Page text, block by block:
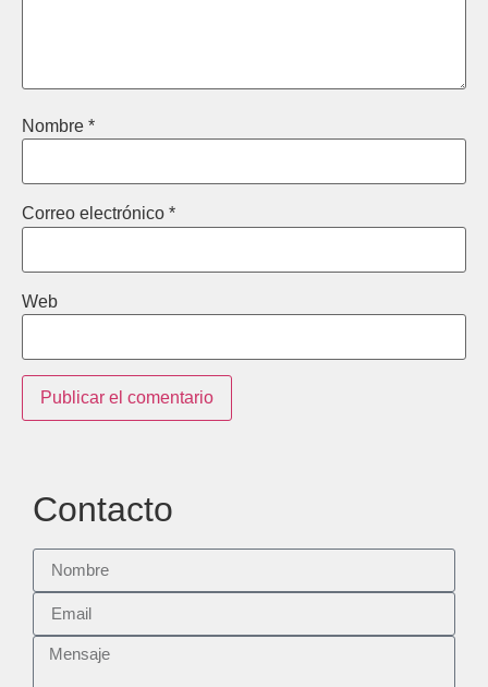
Nombre *
Correo electrónico *
Web
Contacto